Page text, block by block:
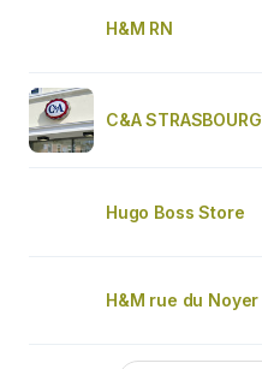
H&M RN
C&A STRASBOURG
Hugo Boss Store
H&M rue du Noyer